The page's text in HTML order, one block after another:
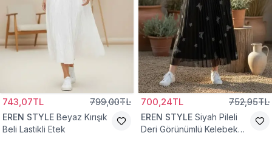
743,07TL 799,00TL
EREN STYLE Beyaz Kırışık
Beli Lastikli Etek
700,24TL 752,95TL
EREN STYLE Siyah Pileli
Deri Görünümlü Kelebek